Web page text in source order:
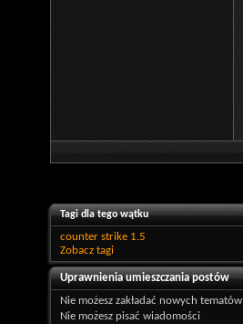
Tagi dla tego wątku
counter strike 1.5
Zobacz tagi
Uprawnienia umieszczania postów
Nie możesz zakładać nowych tematów
Nie możesz pisać wiadomości